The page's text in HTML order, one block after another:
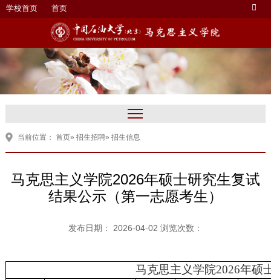
学校首页 首页
当前位置： 首页» 招生招聘» 招生信息
马克思主义学院2026年硕士研究生复试
结果公示（第一志愿考生）
发布日期： 2026-04-02 浏览次数：
马克思主义学院2026年硕